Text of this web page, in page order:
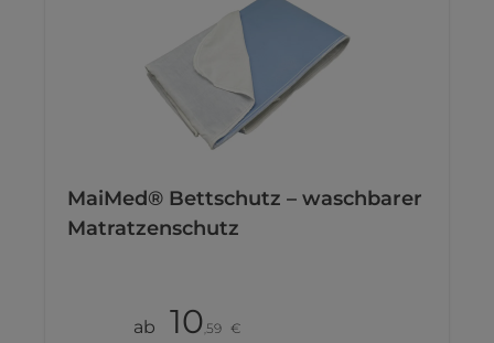
MaiMed® Bettschutz – waschbarer
Matratzenschutz
ab 10,59 €